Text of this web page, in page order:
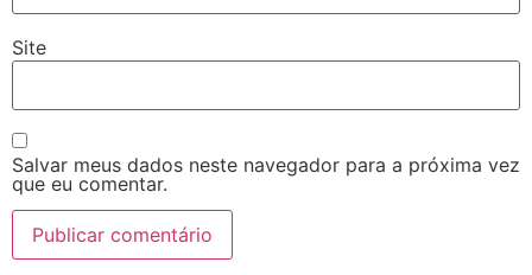
Site
Salvar meus dados neste navegador para a próxima vez
que eu comentar.